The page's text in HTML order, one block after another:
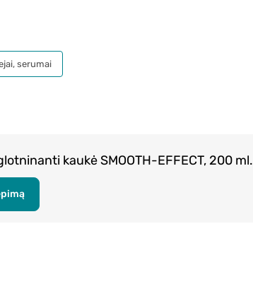
kaukė SMOOTH-EFFECT, 200 ml.
serumai